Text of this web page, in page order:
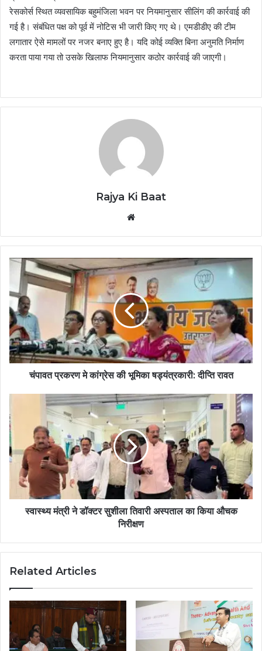
रेसकोर्स स्थित व्यवसायिक बहुमंजिला भवन पर नियमानुसार सीलिंग की कार्रवाई की
गई है। संबंधित पक्ष को पूर्व में नोटिस भी जारी किए गए थे। एमडीडीए की टीम
लगातार ऐसे मामलों पर नजर बनाए हुए है। यदि कोई व्यक्ति बिना अनुमति निर्माण
करता पाया गया तो उसके खिलाफ नियमानुसार कठोर कार्रवाई की जाएगी।
Rajya Ki Baat
चंपावत प्रकरण मे कांग्रेस की भूमिका षड्यंत्रकारी: दीप्ति रावत
स्वास्थ्य मंत्री ने डॉक्टर सुशीला तिवारी अस्पताल का किया औचक
निरीक्षण
Related Articles